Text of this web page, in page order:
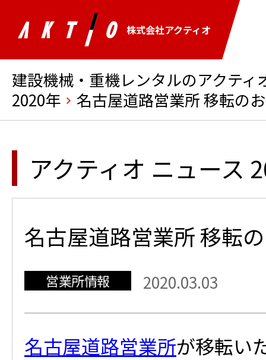
株式会社アクティオ
建設機械・重機レンタルのアクティ
2020年
名古屋道路営業所 移転の
アクティオ ニュース
名古屋道路営業所 移転
営業所情報 2020.03.03
名古屋道路営業所が移転い